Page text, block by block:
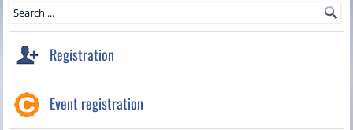
Registration
Event registration